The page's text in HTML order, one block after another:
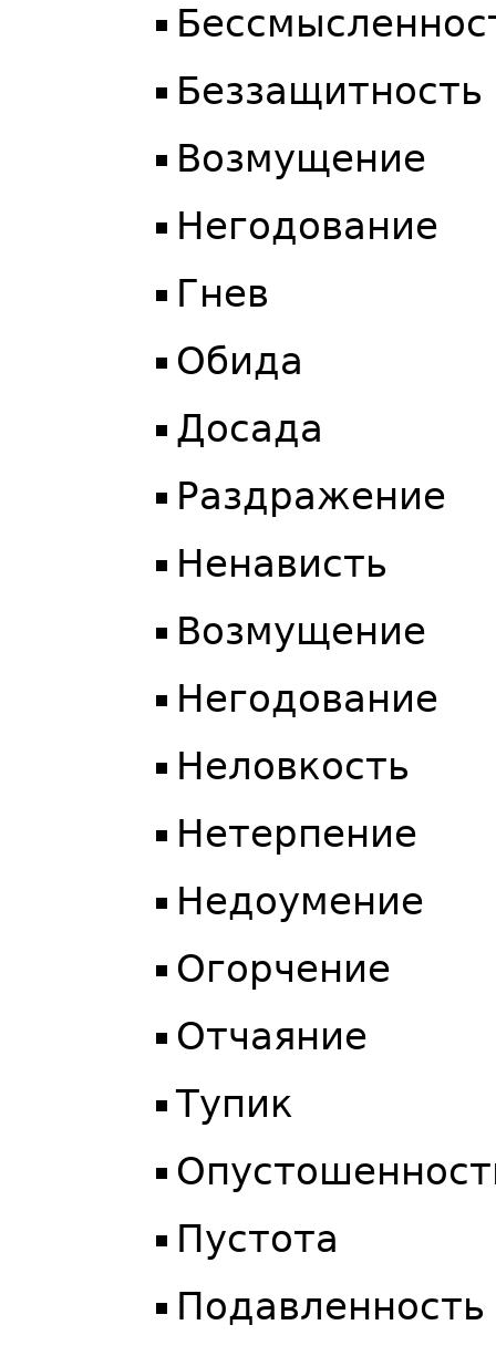
Беззащитность
Возмущение
Негодование
Гнев
Обида
Досада
Раздражение
Ненависть
Возмущение
Негодование
Неловкость
Нетерпение
Недоумение
Огорчение
Отчаяние
Тупик
Пустота
Подавленность